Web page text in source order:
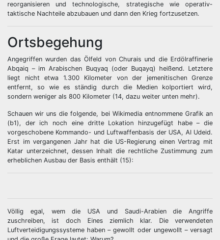
reorganisieren und technologische, strategische wie operativ-
taktische Nachteile abzubauen und dann den Krieg fortzusetzen.
Ortsbegehung
Angegriffen wurden das Ölfeld von Churais und die Erdölraffinerie
Abqaiq – im Arabischen Buqyaq (oder Buqayq) heißend. Letztere
liegt nicht etwa 1.300 Kilometer von der jemenitischen Grenze
entfernt, so wie es ständig durch die Medien kolportiert wird,
sondern weniger als 800 Kilometer (14, dazu weiter unten mehr).
Schauen wir uns die folgende, bei Wikimedia entnommene Grafik an
(b1), der ich noch eine dritte Lokation hinzugefügt habe – die
vorgeschobene Kommando- und Luftwaffenbasis der USA, Al Udeid.
Erst im vergangenen Jahr hat die US-Regierung einen Vertrag mit
Katar unterzeichnet, dessen Inhalt die rechtliche Zustimmung zum
erheblichen Ausbau der Basis enthält (15):
Völlig egal, wem die USA und Saudi-Arabien die Angriffe
zuschreiben, ist doch Eines ziemlich klar. Die verwendeten
Luftverteidigungssysteme haben – gewollt oder ungewollt – versagt